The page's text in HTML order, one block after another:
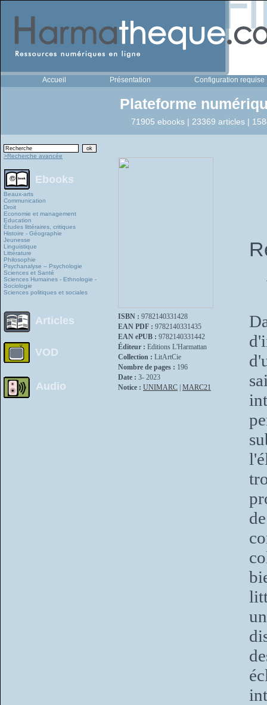
Accueil Présentation Configuration requise
Plateforme
71905 ebooks | 23369 articles |
>Recherche avancée
Ebooks
Beaux-arts
Communication
Droit
Economie et management
Education
Études littéraires, critiques
Histoire - Géographie
Jeunesse
Linguistique
Littérature
Philosophie
Psychanalyse – Psychologie
Sciences et Santé
Sciences Humaines - Ethnologie -
Sociologie
Sciences politiques et sociales
Articles
VOD
Audio
ISBN : 9782140331428
EAN PDF : 9782140331435
EAN ePUB : 9782140331442
Éditeur : Editions L'Harmattan
Collection : LitArtCie
Nombre de pages : 196
Date : 3- 2023
Notice : UNIMARC MARC21